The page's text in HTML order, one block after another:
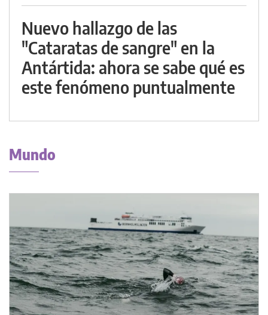
Nuevo hallazgo de las
"Cataratas de sangre" en la
Antártida: ahora se sabe qué es
este fenómeno puntualmente
Mundo